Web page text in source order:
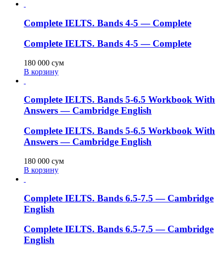
Complete IELTS. Bands 4-5 — Complete
Complete IELTS. Bands 4-5 — Complete
180 000 сум
В корзину
Complete IELTS. Bands 5-6.5 Workbook With
Answers — Cambridge English
Complete IELTS. Bands 5-6.5 Workbook With
Answers — Cambridge English
180 000 сум
В корзину
Complete IELTS. Bands 6.5-7.5 — Cambridge
English
Complete IELTS. Bands 6.5-7.5 — Cambridge
English